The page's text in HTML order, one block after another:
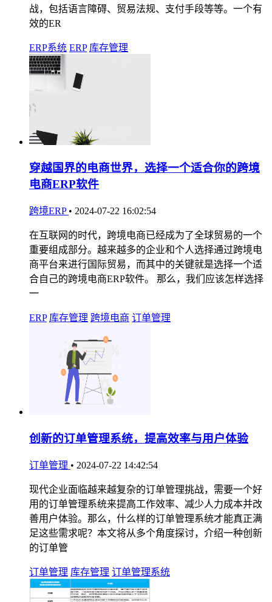
战，包括语言障碍、贸易法规、支付手段等等。一个有
效的ER
ERP系统 ERP 库存管理
穿越国界的电商世界，选择一个适合你的跨境
电商ERP软件
跨境ERP • 2024-07-22 16:02:54
在互联网的时代，跨境电商已经成为了全球贸易的一个
重要组成部分。越来越多的企业和个人选择通过跨境电
商平台来进行国际贸易，而其中的关键就是选择一个适
合自己的跨境电商ERP软件。 那么，我们应该怎样选择
一
ERP 库存管理 跨境电商 订单管理
创新的订单管理系统，提高效率与用户体验
订单管理 • 2024-07-22 14:42:54
现代企业面临越来越复杂的订单管理挑战，需要一个好
用的订单管理系统来提高工作效率、减少人力成本并改
善用户体验。那么，什么样的订单管理系统才能真正满
足这些需求呢？本文将从多个角度探讨，介绍一种创新
的订单管
订单管理 库存管理 订单管理系统